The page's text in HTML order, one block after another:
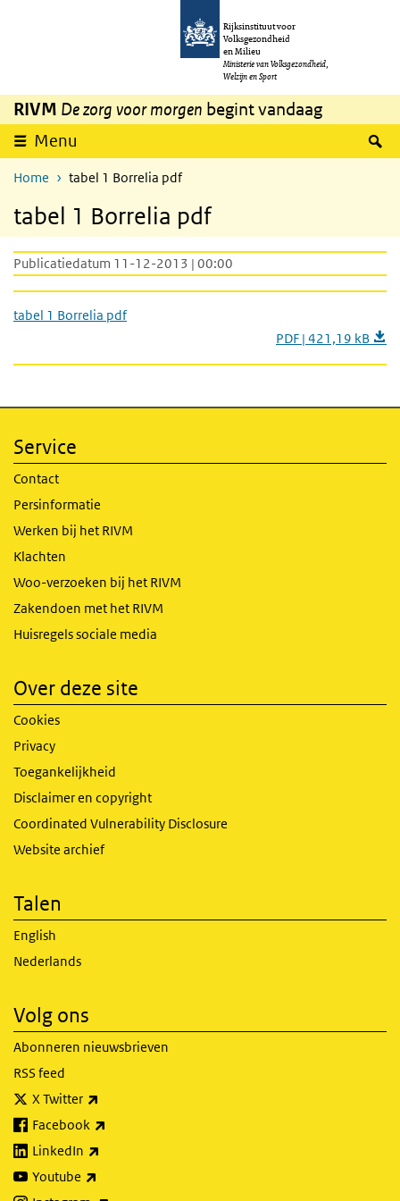
Overslaan en naar de inhoud gaan
Rijksinstituut voor
Volksgezondheid
en Milieu
Ministerie van Volksgezondheid,
Welzijn en Sport
RIVM De zorg voor morgen begint vandaag
Menu
Home tabel 1 Borrelia pdf
tabel 1 Borrelia pdf
Publicatiedatum 11-12-2013 | 00:00
tabel 1 Borrelia pdf
PDF | 421,19 kB
Service
Contact
Persinformatie
Werken bij het RIVM
Klachten
Woo-verzoeken bij het RIVM
Zakendoen met het RIVM
Huisregels sociale media
Over deze site
Cookies
Privacy
Toegankelijkheid
Disclaimer en copyright
Coordinated Vulnerability Disclosure
Website archief
Talen
English
Nederlands
Volg ons
Abonneren nieuwsbrieven
RSS feed
X Twitter
Facebook
LinkedIn
Youtube